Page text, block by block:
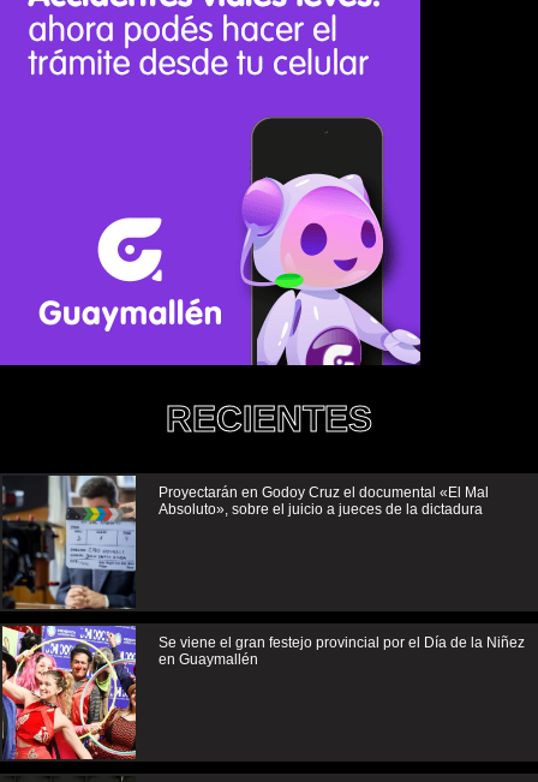
RECIENTES
Proyectarán en Godoy Cruz el documental «El Mal
Absoluto», sobre el juicio a jueces de la dictadura
Se viene el gran festejo provincial por el Día de la Niñez
en Guaymallén